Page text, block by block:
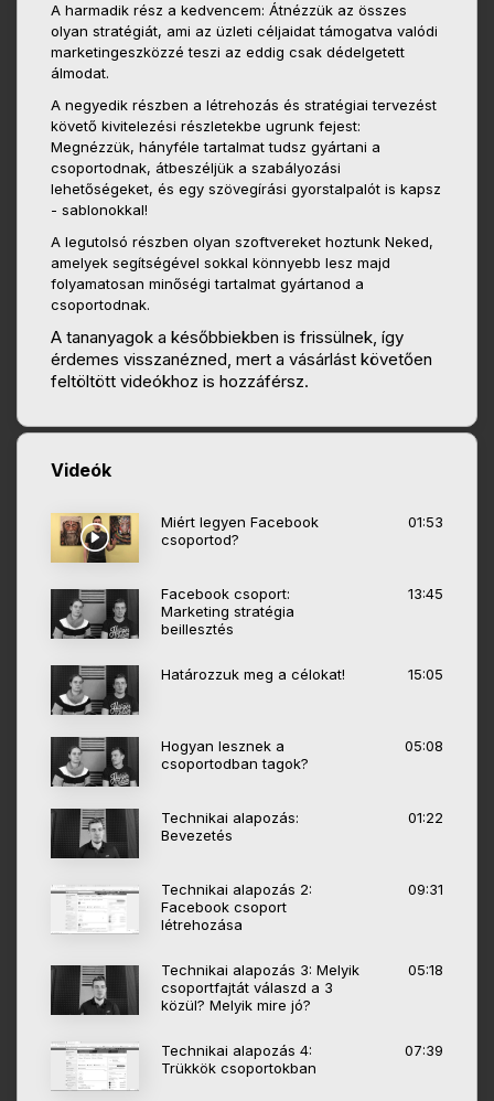
A harmadik rész a kedvencem: Átnézzük az összes
olyan stratégiát, ami az üzleti céljaidat támogatva valódi
marketingeszközzé teszi az eddig csak dédelgetett
álmodat.
A negyedik részben a létrehozás és stratégiai tervezést
követő kivitelezési részletekbe ugrunk fejest:
Megnézzük, hányféle tartalmat tudsz gyártani a
csoportodnak, átbeszéljük a szabályozási
lehetőségeket, és egy szövegírási gyorstalpalót is kapsz
- sablonokkal!
A legutolsó részben olyan szoftvereket hoztunk Neked,
amelyek segítségével sokkal könnyebb lesz majd
folyamatosan minőségi tartalmat gyártanod a
csoportodnak.
A tananyagok a későbbiekben is frissülnek, így
érdemes visszanézned, mert a vásárlást követően
feltöltött videókhoz is hozzáférsz.
Videók
Miért legyen Facebook
csoportod?
01:53
Facebook csoport:
Marketing stratégia
beillesztés
13:45
Határozzuk meg a célokat! 15:05
Hogyan lesznek a
csoportodban tagok?
05:08
Technikai alapozás:
Bevezetés
01:22
Technikai alapozás 2:
Facebook csoport
létrehozása
09:31
Technikai alapozás 3: Melyik
csoportfajtát válaszd a 3
közül? Melyik mire jó?
05:18
Technikai alapozás 4:
Trükkök csoportokban
07:39